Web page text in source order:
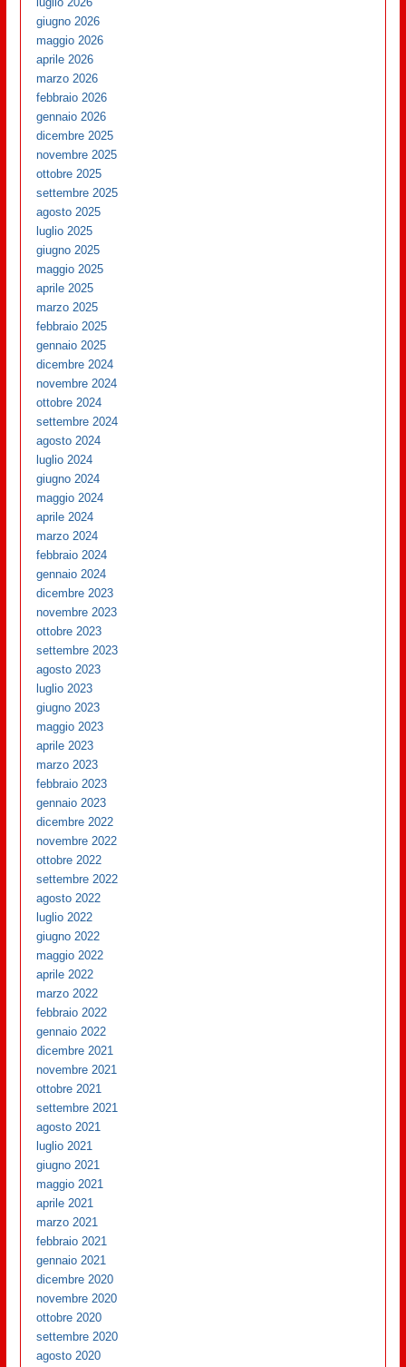
giugno 2026
maggio 2026
aprile 2026
marzo 2026
febbraio 2026
gennaio 2026
dicembre 2025
novembre 2025
ottobre 2025
settembre 2025
agosto 2025
luglio 2025
giugno 2025
maggio 2025
aprile 2025
marzo 2025
febbraio 2025
gennaio 2025
dicembre 2024
novembre 2024
ottobre 2024
settembre 2024
agosto 2024
luglio 2024
giugno 2024
maggio 2024
aprile 2024
marzo 2024
febbraio 2024
gennaio 2024
dicembre 2023
novembre 2023
ottobre 2023
settembre 2023
agosto 2023
luglio 2023
giugno 2023
maggio 2023
aprile 2023
marzo 2023
febbraio 2023
gennaio 2023
dicembre 2022
novembre 2022
ottobre 2022
settembre 2022
agosto 2022
luglio 2022
giugno 2022
maggio 2022
aprile 2022
marzo 2022
febbraio 2022
gennaio 2022
dicembre 2021
novembre 2021
ottobre 2021
settembre 2021
agosto 2021
luglio 2021
giugno 2021
maggio 2021
aprile 2021
marzo 2021
febbraio 2021
gennaio 2021
dicembre 2020
novembre 2020
ottobre 2020
settembre 2020
agosto 2020